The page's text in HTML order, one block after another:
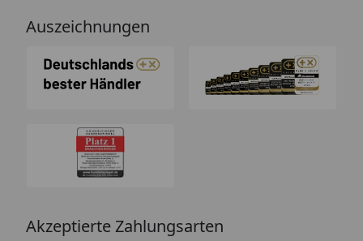
Auszeichnungen
Akzeptierte Zahlungsarten